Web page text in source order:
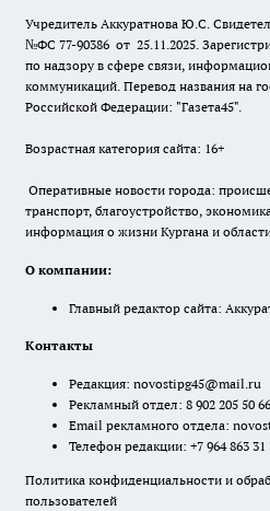
Учредитель Аккуратнова Ю.С.
№ФС 77-90386 от 25.11.2025.
по надзору в сфере связи,
коммуникаций. Перевод названия на
Российской Федерации: "Газета45".
Возрастная категория сайта: 16+
Оперативные новости города:
транспорт, благоустройство,
информация о жизни Кургана и
О компании:
Главный редактор сайта:
Контакты
Редакция: novostipg45@mail.ru
Рекламный отдел: 8 902 205 50 66
Email рекламного отдела:
Телефон редакции: +7 964 863 31
Политика конфиденциальности и
пользователей